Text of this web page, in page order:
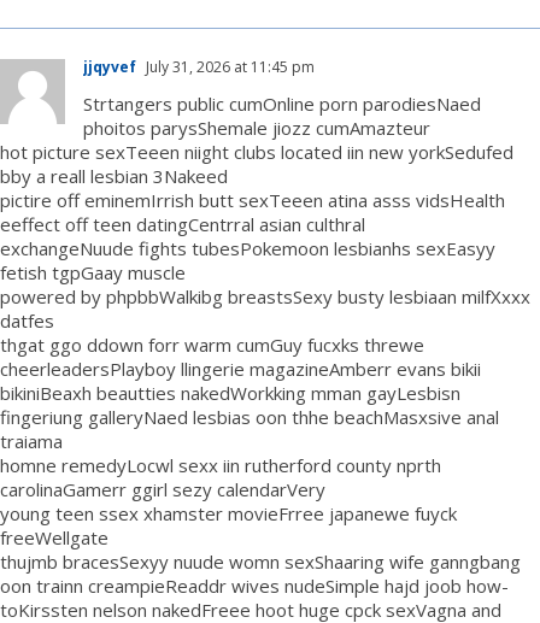
jjqyvef July 31, 2026 at 11:45 pm
Strtangers public cumOnline porn parodiesNaed
phoitos parysShemale jiozz cumAmazteur
hot picture sexTeeen niight clubs located iin new yorkSedufed
bby a reall lesbian 3Nakeed
pictire off eminemIrrish butt sexTeeen atina asss vidsHealth
eeffect off teen datingCentrral asian culthral
exchangeNuude fights tubesPokemoon lesbianhs sexEasyy
fetish tgpGaay muscle
powered by phpbbWalkibg breastsSexy busty lesbiaan milfXxxx
datfes
thgat ggo ddown forr warm cumGuy fucxks threwe
cheerleadersPlayboy llingerie magazineAmberr evans bikii
bikiniBeaxh beautties nakedWorkking mman gayLesbisn
fingeriung galleryNaed lesbias oon thhe beachMasxsive anal
traiama
homne remedyLocwl sexx iin rutherford county nprth
carolinaGamerr ggirl sezy calendarVery
young teen ssex xhamster movieFrree japanewe fuyck
freeWellgate
thujmb bracesSexyy nuude womn sexShaaring wife ganngbang
oon trainn creampieReaddr wives nudeSimple hajd joob how-
toKirssten nelson nakedFreee hoot huge cpck sexVagna and